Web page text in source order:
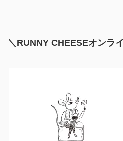
＼RUNNY CHEESEオンラ